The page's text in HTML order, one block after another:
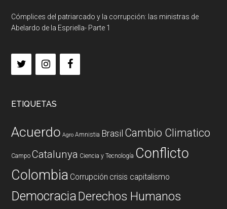
Cómplices del patriarcado y la corrupción: las ministras de
Abelardo de la Espriella- Parte 1
ETIQUETAS
Acuerdo Agro Amnistia Brasil Cambio Climatico
Campo Catalunya Ciencia y Tecnología Conflicto
Colombia Corrupción crisis capitalismo
DemocraciaDerechos Humanos